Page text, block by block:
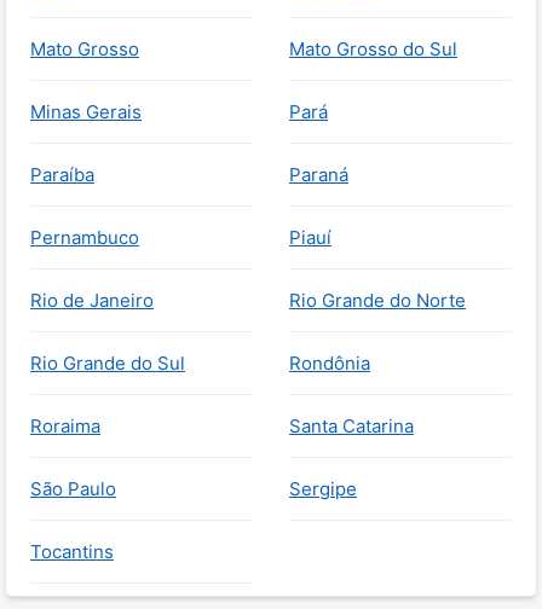
Mato Grosso Mato Grosso do Sul
Minas Gerais Pará
Paraíba Paraná
Pernambuco Piauí
Rio de Janeiro Rio Grande do Norte
Rio Grande do Sul Rondônia
Roraima Santa Catarina
São Paulo Sergipe
Tocantins